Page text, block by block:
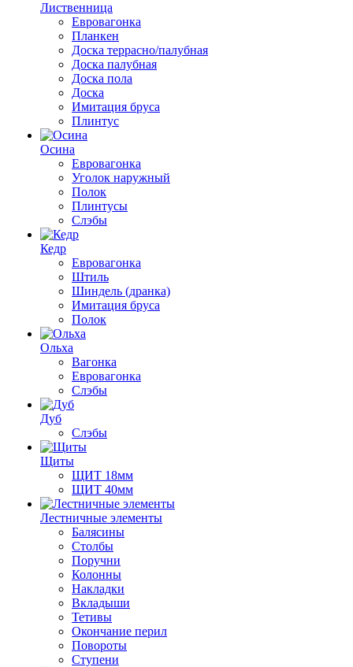
Лиственница
Евровагонка
Планкен
Доска террасно/палубная
Доска палубная
Доска пола
Доска
Имитация бруса
Плинтус
Осина
Евровагонка
Уголок наружный
Полок
Плинтусы
Слэбы
Кедр
Евровагонка
Штиль
Шиндель (дранка)
Имитация бруса
Полок
Ольха
Вагонка
Евровагонка
Слэбы
Дуб
Слэбы
Щиты
ЩИТ 18мм
ЩИТ 40мм
Лестничные элементы
Балясины
Столбы
Поручни
Колонны
Накладки
Вкладыши
Тетивы
Окончание перил
Повороты
Ступени